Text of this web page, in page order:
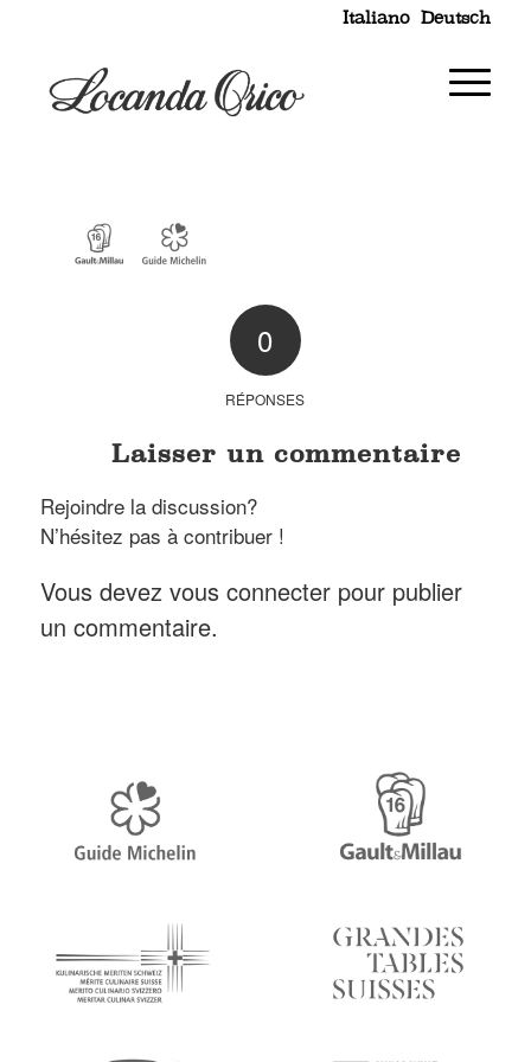
Italiano Deutsch
0
RÉPONSES
Laisser un commentaire
Rejoindre la discussion?
N’hésitez pas à contribuer !
Vous devez vous connecterpour publier
un commentaire.